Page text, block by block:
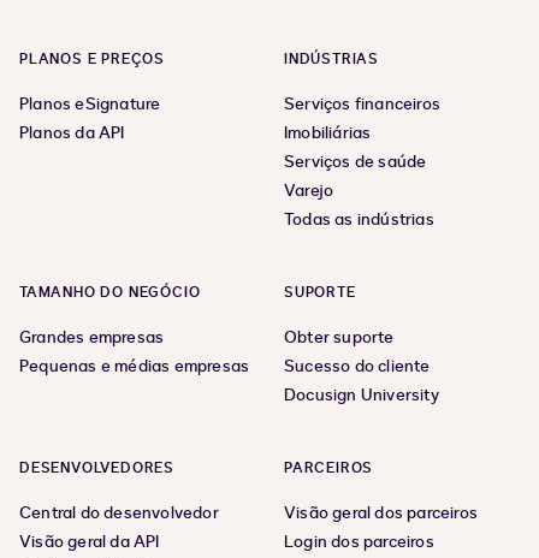
PLANOS E PREÇOS
Planos eSignature
Planos da API
INDÚSTRIAS
Serviços financeiros
Imobiliárias
Serviços de saúde
Varejo
Todas as indústrias
TAMANHO DO NEGÓCIO
Grandes empresas
Pequenas e médias empresas
SUPORTE
Obter suporte
Sucesso do cliente
Docusign University
DESENVOLVEDORES
Central do desenvolvedor
Visão geral da API
PARCEIROS
Visão geral dos parceiros
Login dos parceiros